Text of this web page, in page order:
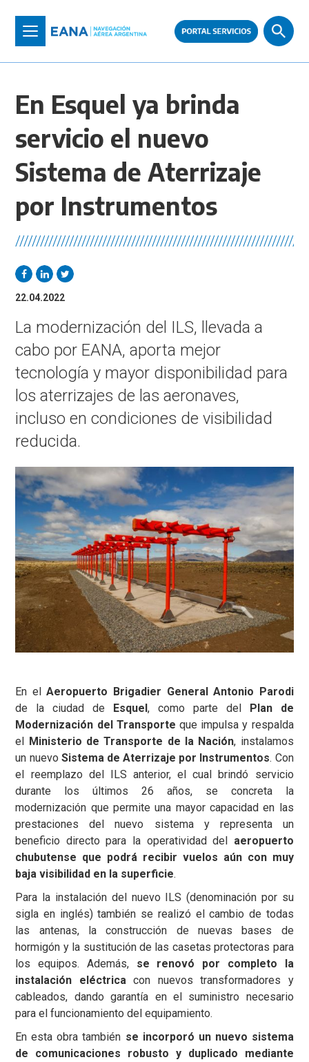
contenido
Toggle
navigation
En Esquel ya brinda
servicio el nuevo
Sistema de Aterrizaje
por Instrumentos
22.04.2022
La modernización del ILS, llevada a
cabo por EANA, aporta mejor
tecnología y mayor disponibilidad para
los aterrizajes de las aeronaves,
incluso en condiciones de visibilidad
reducida.
En elAeropuerto Brigadier General Antonio Parodi
de la ciudad de Esquel, como parte del Plan de
Modernización del Transporte que impulsa y respalda
el Ministerio de Transporte de la Nación, instalamos
un nuevo Sistema de Aterrizaje por Instrumentos. Con
el reemplazo del ILS anterior, el cual brindó servicio
durante los últimos 26 años, se concreta la
modernización que permite una mayor capacidad en las
prestaciones del nuevo sistema y representa un
beneficio directo para la operatividad del aeropuerto
chubutense que podrá recibir vuelos aún con muy
baja visibilidad en la superficie.
Para la instalación del nuevo ILS (denominación por su
sigla en inglés) también se realizó el cambio de todas
las antenas, la construcción de nuevas bases de
hormigón y la sustitución de las casetas protectoras para
los equipos. Además, se renovó por completo la
instalación eléctrica con nuevos transformadores y
cableados, dando garantía en el suministro necesario
para el funcionamiento del equipamiento.
En esta obra también se incorporó un nuevo sistema
de comunicaciones robusto y duplicado mediante